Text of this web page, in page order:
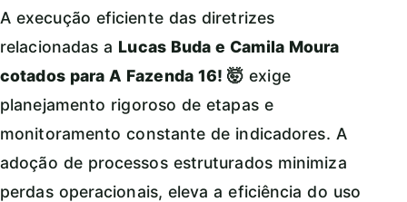
A execução eficiente das diretrizes
relacionadas a Lucas Buda e Camila Moura
cotados para A Fazenda 16! 🤯 exige
planejamento rigoroso de etapas e
monitoramento constante de indicadores. A
adoção de processos estruturados minimiza
perdas operacionais, eleva a eficiência do uso